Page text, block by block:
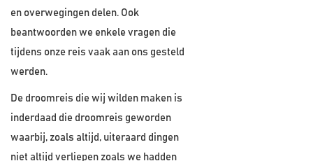
en overwegingen delen. Ook
beantwoorden we enkele vragen die
tijdens onze reis vaak aan ons gesteld
werden.
De droomreis die wij wilden maken is
inderdaad die droomreis geworden
waarbij, zoals altijd, uiteraard dingen
niet altijd verliepen zoals we hadden